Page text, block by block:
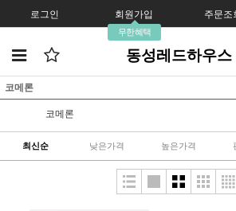
로그인 회원가입
무한혜택
주문조
동성레드하우스
코메론
코메론
최신순 낮은가격 높은가격